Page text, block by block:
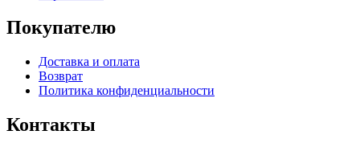
Покупателю
Доставка и оплата
Возврат
Политика конфиденциальности
Контакты